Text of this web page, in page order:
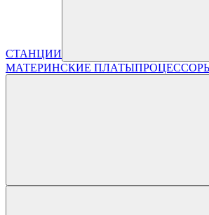
СТАНЦИИ
МАТЕРИНСКИЕ ПЛАТЫ